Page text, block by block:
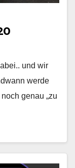
und wir
werde
genau „zu